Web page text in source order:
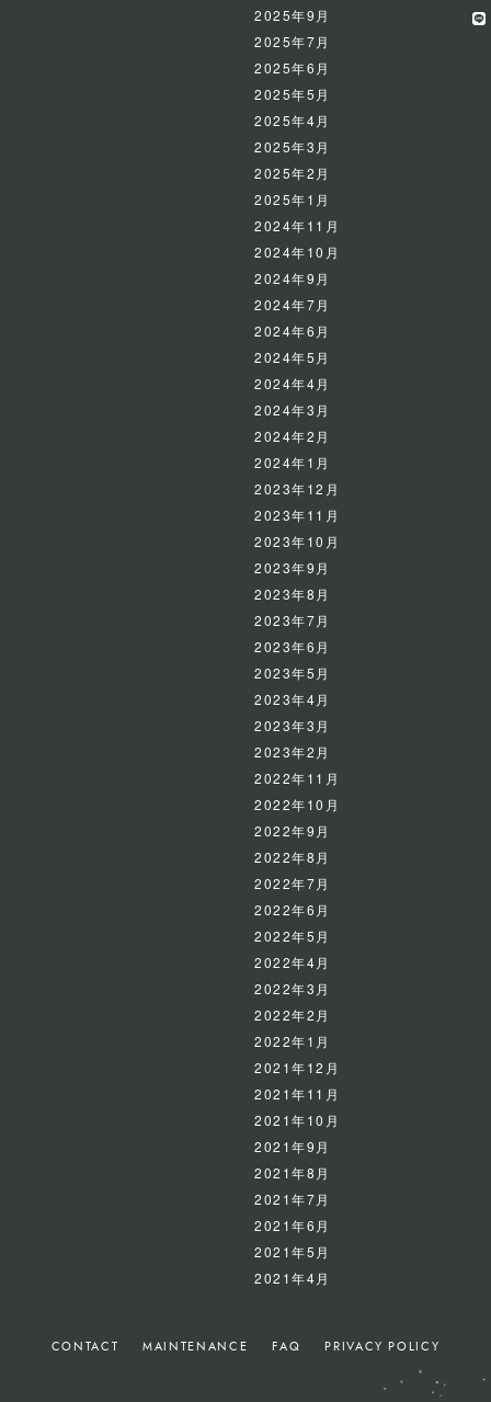
2025年9月
2025年7月
2025年6月
2025年5月
2025年4月
2025年3月
2025年2月
2025年1月
2024年11月
2024年10月
2024年9月
2024年7月
2024年6月
2024年5月
2024年4月
2024年3月
2024年2月
2024年1月
2023年12月
2023年11月
2023年10月
2023年9月
2023年8月
2023年7月
2023年6月
2023年5月
2023年4月
2023年3月
2023年2月
2022年11月
2022年10月
2022年9月
2022年8月
2022年7月
2022年6月
2022年5月
2022年4月
2022年3月
2022年2月
2022年1月
2021年12月
2021年11月
2021年10月
2021年9月
2021年8月
2021年7月
2021年6月
2021年5月
2021年4月
CONTACT MAINTENANCE FAQ PRIVACY POLICY